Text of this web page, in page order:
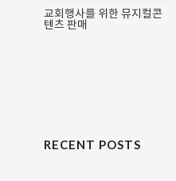
교회행사를 위한 뮤지컬콘
텐츠 판매
RECENT POSTS